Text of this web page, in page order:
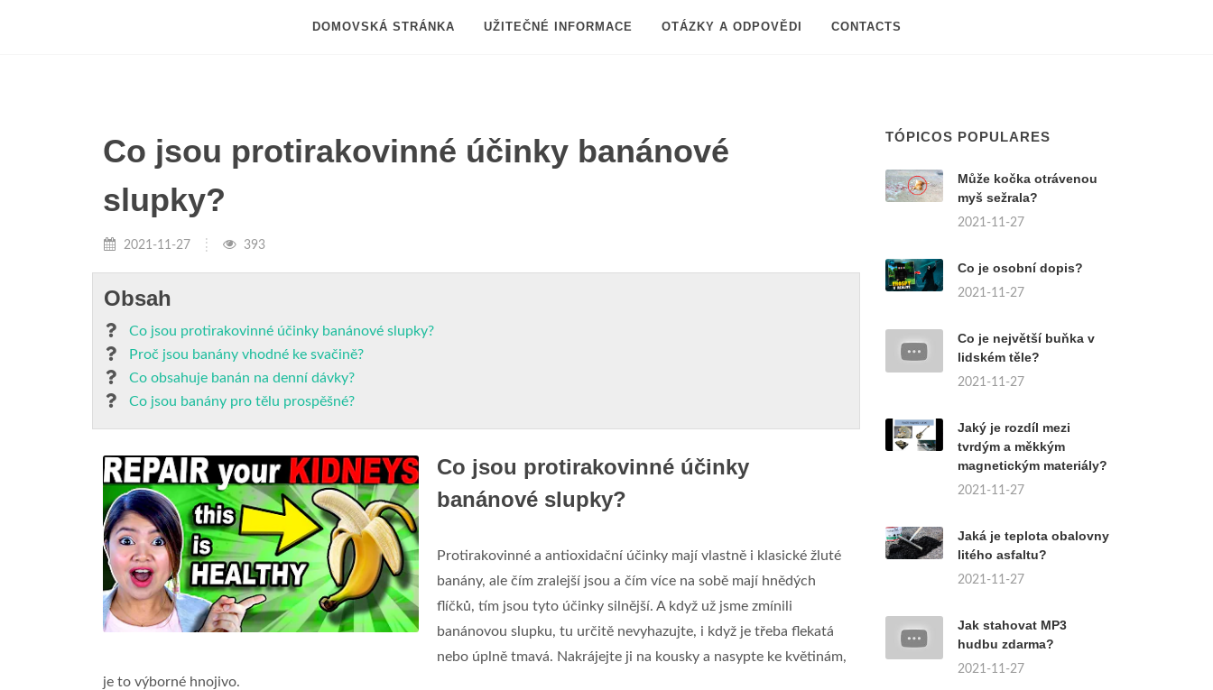
DOMOVSKÁ STRÁNKA UŽITEČNÉ INFORMACE OTÁZKY A ODPOVĚDI CONTACTS
Co jsou protirakovinné účinky banánové
slupky?
2021-11-27 393
Obsah
Co jsou protirakovinné účinky banánové slupky?
Proč jsou banány vhodné ke svačině?
Co obsahuje banán na denní dávky?
Co jsou banány pro tělu prospěšné?
Co jsou protirakovinné účinky
banánové slupky?
Protirakovinné a antioxidační účinky mají vlastně i klasické žluté
banány, ale čím zralejší jsou a čím více na sobě mají hnědých
flíčků, tím jsou tyto účinky silnější. A když už jsme zmínili
banánovou slupku, tu určitě nevyhazujte, i když je třeba flekatá
nebo úplně tmavá. Nakrájejte ji na kousky a nasypte ke květinám,
je to výborné hnojivo.
TÓPICOS POPULARES
Může kočka otrávenou
myš sežrala?
2021-11-27
Co je osobní dopis?
2021-11-27
Co je největší buňka v
lidském těle?
2021-11-27
Jaký je rozdíl mezi
tvrdým a měkkým
magnetickým materiály?
2021-11-27
Jaká je teplota obalovny
litého asfaltu?
2021-11-27
Jak stahovat MP3
hudbu zdarma?
2021-11-27